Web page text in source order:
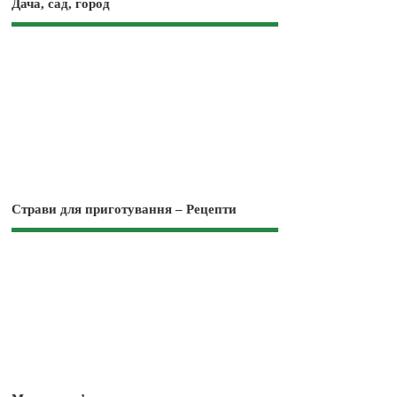
Дача, сад, город
Страви для приготування – Рецепти